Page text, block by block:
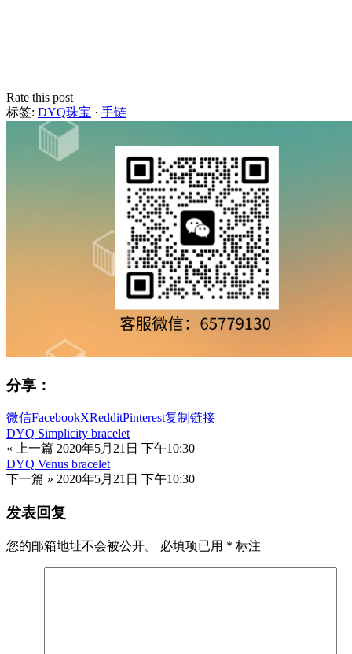
Rate this post
标签: DYQ珠宝 · 手链
分享：
微信FacebookXRedditPinterest复制链接
DYQ Simplicity bracelet
« 上一篇 2020年5月21日 下午10:30
DYQ Venus bracelet
下一篇 » 2020年5月21日 下午10:30
发表回复
您的邮箱地址不会被公开。 必填项已用 * 标注